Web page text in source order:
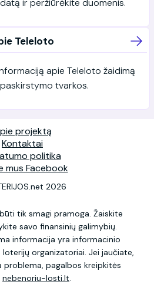
ir peržiūrėkite duomenis.
Teleloto
apie Teleloto žaidimą
tvarkos.
projektą
Kontaktai
politika
mus Facebook
2026
tik smagi pramoga. Žaiskite
savo finansinių galimybių.
informacija yra informacinio
organizatoriai. Jei jaučiate,
problema, pagalbos kreipkitės
nebenoriu-losti.lt.